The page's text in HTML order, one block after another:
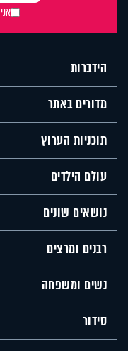
הידברות
מדורים באתר
תוכניות הערוץ
עולם הילדים
נושאים שונים
רבנים ומרצים
נשים ומשפחה
סידור